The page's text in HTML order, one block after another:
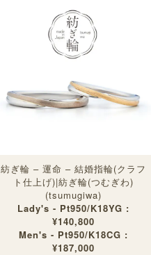
紡ぎ輪 – 運命 – 結婚指輪(クラフ
ト仕上げ)|紡ぎ輪(つむぎわ)
(tsumugiwa)
Lady's - Pt950/K18YG :
¥140,800
Men's - Pt950/K18CG :
¥187,000